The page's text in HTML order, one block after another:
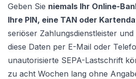
Geben Sie niemals Ihr Online-
Ihre PIN, eine TAN oder
seriöser Zahlungsdienstleister
diese Daten per E-Mail oder
unautorisierte SEPA-Lastschrift
zu acht Wochen lang ohne